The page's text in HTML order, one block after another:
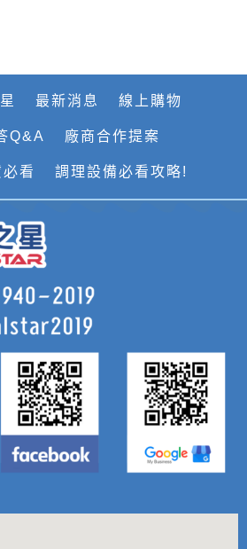
最新消息 線上購物
Q&A 廠商合作提案
看 調理設備必看攻略!